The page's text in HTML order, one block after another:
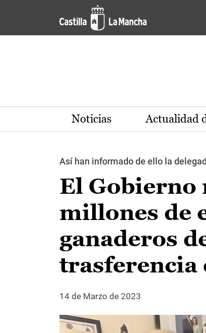
Pasar al contenido principal
Noticias Actualidad
Así han informado de ello la
El Gobierno
millones de
ganaderos
trasferencia
14 de Marzo de 2023